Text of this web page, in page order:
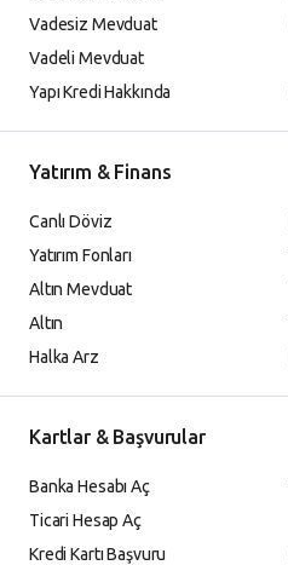
Vadesiz Mevduat
Vadeli Mevduat
Yapı Kredi Hakkında
Yatırım & Finans
Canlı Döviz
Yatırım Fonları
Altın Mevduat
Altın
Halka Arz
Kartlar & Başvurular
Banka Hesabı Aç
Ticari Hesap Aç
Kredi Kartı Başvuru